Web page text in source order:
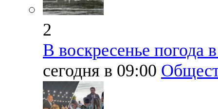
2
В воскресенье погода
сегодня в 09:00